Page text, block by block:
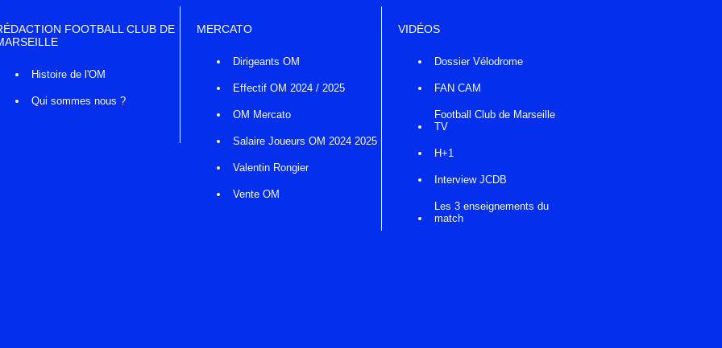
FOOTBALL CLUB DE
Histoire de l'OM
Qui sommes nous ?
MERCATO
Dirigeants OM
Effectif OM 2024 / 2025
OM Mercato
Salaire Joueurs OM 2024 2025
Valentin Rongier
Vente OM
VIDÉOS
Dossier Vélodrome
FAN CAM
Football Club de Marseille
TV
H+1
Interview JCDB
Les 3 enseignements du
match